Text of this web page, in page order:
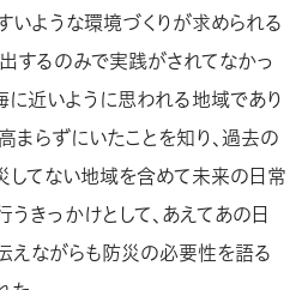
いような環境づくりが求められる
するのみで実践がされてなかっ
に近いように思われる地域であり
らずにいたことを知り、過去の
してない地域を含めて未来の日常
きっかけとして、あえてあの日
えながらも防災の必要性を語る